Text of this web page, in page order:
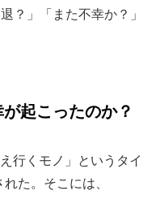
？」「また不幸か？」
起こったのか？
行くモノ」というタイ
た。そこには、